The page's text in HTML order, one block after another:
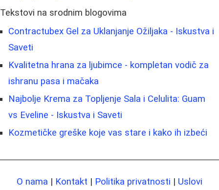
Tekstovi na srodnim blogovima
Contractubex Gel za Uklanjanje Ožiljaka - Iskustva i
Saveti
Kvalitetna hrana za ljubimce - kompletan vodič za
ishranu pasa i mačaka
Najbolje Krema za Topljenje Sala i Celulita: Guam
vs Eveline - Iskustva i Saveti
Kozmetičke greške koje vas stare i kako ih izbeći
O nama | Kontakt | Politika privatnosti | Uslovi